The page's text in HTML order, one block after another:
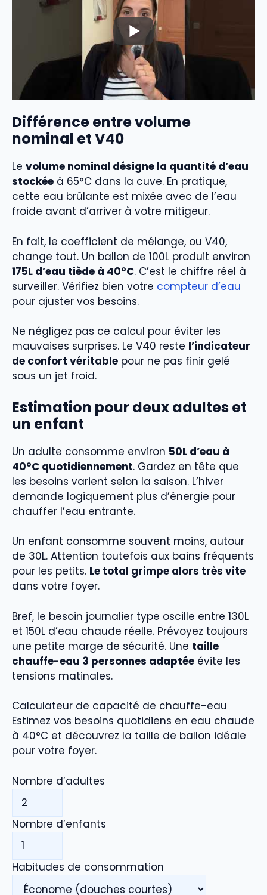
Différence entre volume
nominal et V40
Le volume nominal désigne la quantité d’eau
stockée à 65°C dans la cuve. En pratique,
cette eau brûlante est mixée avec de l’eau
froide avant d’arriver à votre mitigeur.
En fait, le coefficient de mélange, ou V40,
change tout. Un ballon de 100L produit environ
175L d’eau tiède à 40°C. C’est le chiffre réel à
surveiller. Vérifiez bien votre compteur d’eau
pour ajuster vos besoins.
Ne négligez pas ce calcul pour éviter les
mauvaises surprises. Le V40 reste l’indicateur
de confort véritable pour ne pas finir gelé
sous un jet froid.
Estimation pour deux adultes et
un enfant
Un adulte consomme environ 50L d’eau à
40°C quotidiennement. Gardez en tête que
les besoins varient selon la saison. L’hiver
demande logiquement plus d’énergie pour
chauffer l’eau entrante.
Un enfant consomme souvent moins, autour
de 30L. Attention toutefois aux bains fréquents
pour les petits. Le total grimpe alors très vite
dans votre foyer.
Bref, le besoin journalier type oscille entre 130L
et 150L d’eau chaude réelle. Prévoyez toujours
une petite marge de sécurité. Une taille
chauffe-eau 3 personnes adaptée évite les
tensions matinales.
Calculateur de capacité de chauffe-eau
Estimez vos besoins quotidiens en eau chaude
à 40°C et découvrez la taille de ballon idéale
pour votre foyer.
Nombre d’adultes
Nombre d’enfants
Habitudes de consommation